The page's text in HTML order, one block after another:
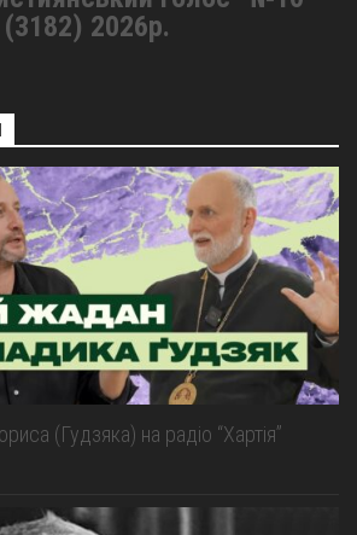
(3182) 2026р.
(Гудзяка) на радіо “Хартія”